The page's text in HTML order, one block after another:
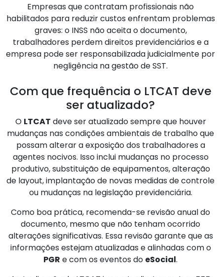
Empresas que contratam profissionais não
habilitados para reduzir custos enfrentam problemas
graves: o INSS não aceita o documento,
trabalhadores perdem direitos previdenciários e a
empresa pode ser responsabilizada judicialmente por
negligência na gestão de SST.
Com que frequência o LTCAT deve
ser atualizado?
O LTCAT deve ser atualizado sempre que houver
mudanças nas condições ambientais de trabalho que
possam alterar a exposição dos trabalhadores a
agentes nocivos. Isso inclui mudanças no processo
produtivo, substituição de equipamentos, alteração
de layout, implantação de novas medidas de controle
ou mudanças na legislação previdenciária.
Como boa prática, recomenda-se revisão anual do
documento, mesmo que não tenham ocorrido
alterações significativas. Essa revisão garante que as
informações estejam atualizadas e alinhadas com o
PGR e com os eventos do eSocial.